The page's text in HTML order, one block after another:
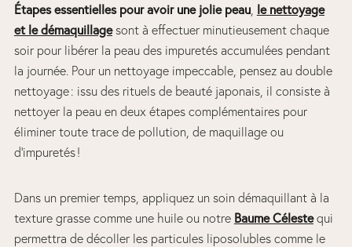
Étapes essentielles pour avoir une jolie peau, le nettoyage
et le démaquillagesont à effectuer minutieusement chaque
soir pour libérer la peau des impuretés accumulées pendant
la journée. Pour un nettoyage impeccable, pensez au double
nettoyage : issu des rituels de beauté japonais, il consiste à
nettoyer la peau en deux étapes complémentaires pour
éliminer toute trace de pollution, de maquillage ou
d’impuretés !
Dans un premier temps, appliquez un soin démaquillant à la
texture grasse comme une huile ou notre Baume Célestequi
permettra de décoller les particules liposolubles comme le